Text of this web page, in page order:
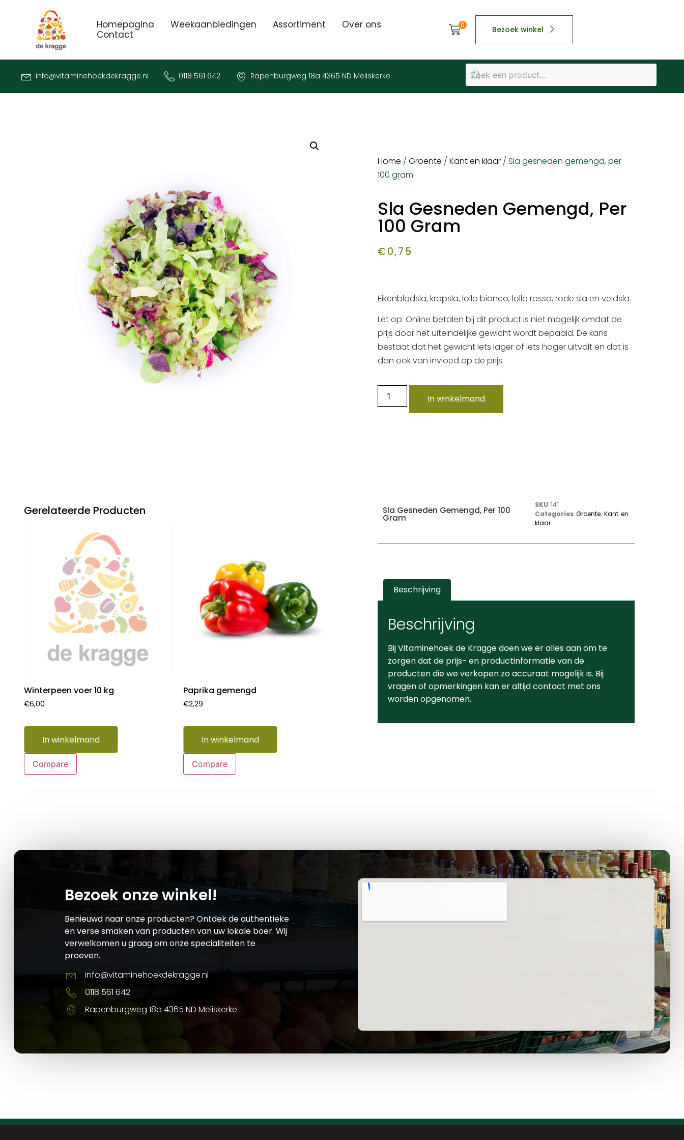
Homepagina Weekaanbiedingen Assortiment
Over ons
Contact
0 Bezoek winkel
info@vitaminehoekdekragge.nl 0118 561 642 Rapenburgweg 18a 4365 ND Meliskerke
Home /Groente /Kant en klaar / Sla gesneden gemengd, per
100 gram
Sla Gesneden Gemengd, Per
100 Gram
€0,75
Eikenbladsla, kropsla, lollo bianco, lollo rosso, rode sla en veldsla.
Let op: Online betalen bij dit product is niet mogelijk omdat de
prijs door het uiteindelijke gewicht wordt bepaald. De kans
bestaat dat het gewicht iets lager of iets hoger uitvalt en dat is
dan ook van invloed op de prijs.
In winkelmand
Gerelateerde Producten
Winterpeen voer 10 kg
€6,00
In winkelmand
Compare
Paprika gemengd
€2,29
In winkelmand
Compare
Sla Gesneden Gemengd, Per 100
Gram
SKU141
Categories Groente,Kant en
klaar
Beschrijving
Beschrijving
Bij Vitaminehoek de Kragge doen we er alles aan om te
zorgen dat de prijs- en productinformatie van de
producten die we verkopen zo accuraat mogelijk is. Bij
vragen of opmerkingen kan er altijd contact met ons
worden opgenomen.
Bezoek onze winkel!
Benieuwd naar onze producten? Ontdek de authentieke
en verse smaken van producten van uw lokale boer. Wij
verwelkomen u graag om onze specialiteiten te
proeven.
info@vitaminehoekdekragge.nl
0118 561 642
Rapenburgweg 18a 4365 ND Meliskerke